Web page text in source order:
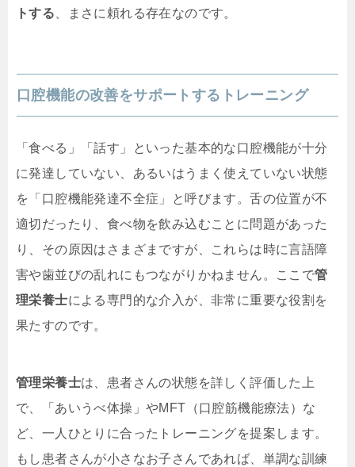
トする 、まさに頼れる存在なのです。
口腔機能の改善をサポートするトレーニング
「食べる」「話す」といった基本的な口腔機能が十分
に発達していない、あるいはうまく使えていない状態
を「口腔機能発達不全症」と呼びます。舌の位置が不
適切だったり、食べ物を飲み込むことに問題があった
り、その原因はさまざまですが、これらは時に言語障
害や歯並びの乱れにもつながりかねません。ここで管
理栄養士による専門的な介入が、非常に重要な役割を
果たすのです。
管理栄養士は、患者さんの状態を詳しく評価した上
で、「あいうべ体操」やMFT（口腔筋機能療法）な
ど、一人ひとりに合ったトレーニングを提案します。
もし患者さんが小さなお子さんであれば、単調な訓練